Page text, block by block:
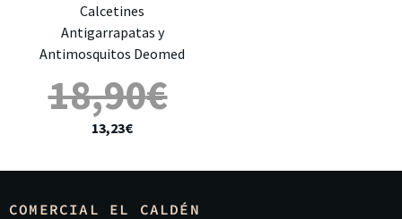
Calcetines
Antigarrapatas y
Antimosquitos Deomed
18,90€
13,23€
COMERCIAL EL CALDÉN